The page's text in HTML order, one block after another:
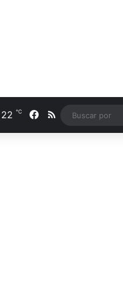
22 ℃ Facebook
RSS